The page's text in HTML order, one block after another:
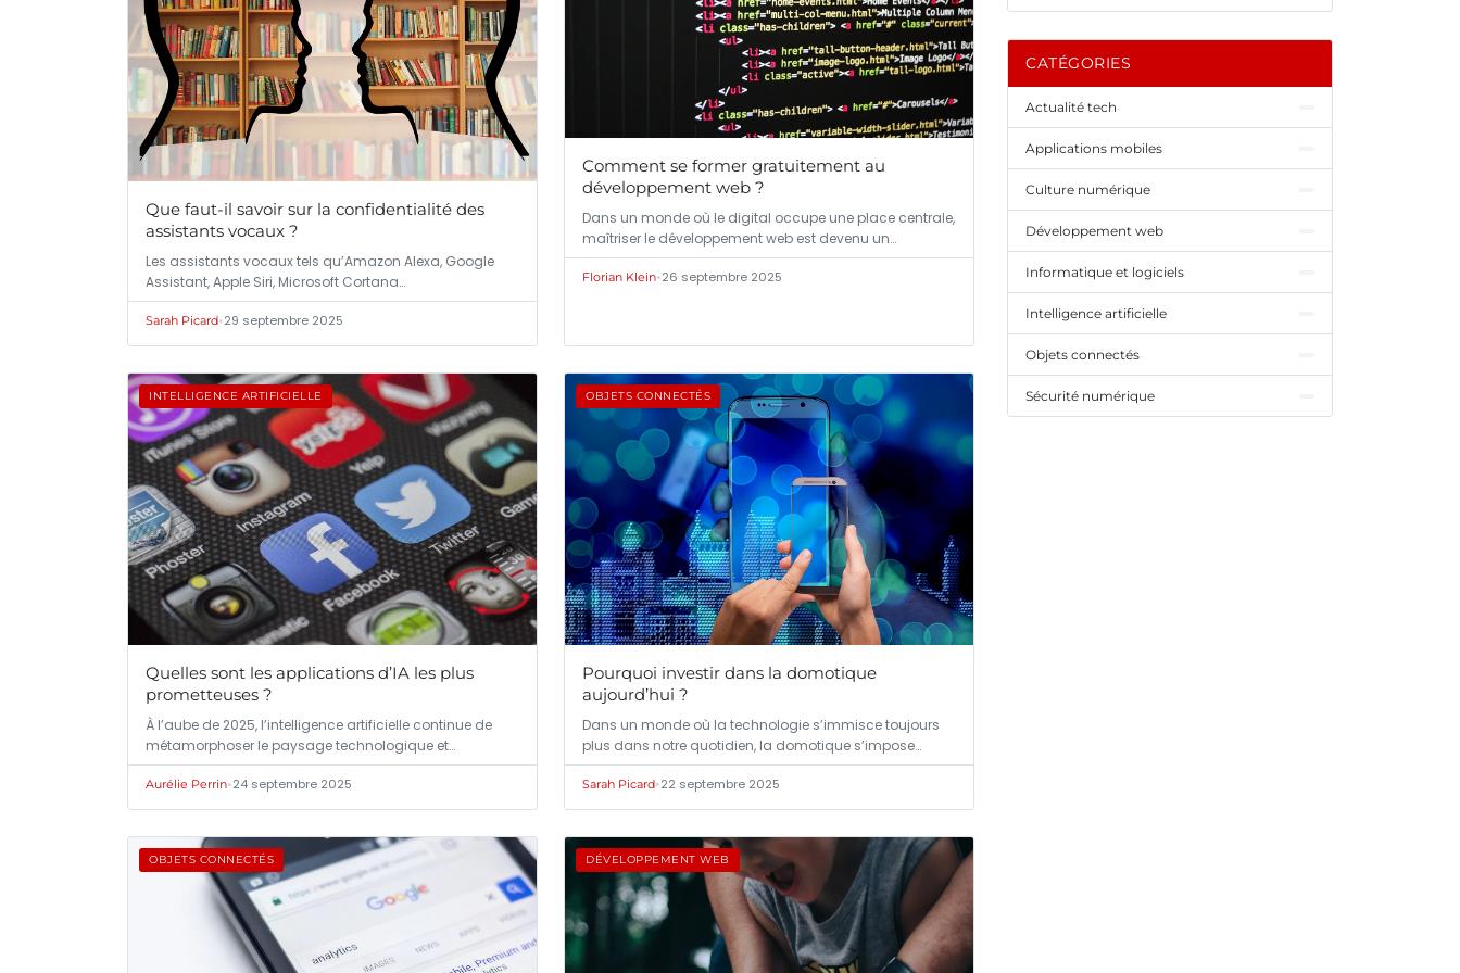
Que faut-il savoir sur la confidentialité des
assistants vocaux ?
Les assistants vocaux tels qu’Amazon Alexa, Google
Assistant, Apple Siri, Microsoft Cortana…
Sarah Picard•29 septembre 2025
Comment se former gratuitement au
développement web ?
Dans un monde où le digital occupe une place centrale,
maîtriser le développement web est devenu un…
Florian Klein•26 septembre 2025
INTELLIGENCE ARTIFICIELLE
Quelles sont les applications d’IA les plus
prometteuses ?
À l’aube de 2025, l’intelligence artificielle continue de
métamorphoser le paysage technologique et…
Aurélie Perrin•24 septembre 2025
OBJETS CONNECTÉS
Pourquoi investir dans la domotique
aujourd’hui ?
Dans un monde où la technologie s’immisce toujours
plus dans notre quotidien, la domotique s’impose…
Sarah Picard•22 septembre 2025
OBJETS CONNECTÉS DÉVELOPPEMENT WEB
CATÉGORIES
Actualité tech
Applications mobiles
Culture numérique
Développement web
Informatique et logiciels
Intelligence artificielle
Objets connectés
Sécurité numérique